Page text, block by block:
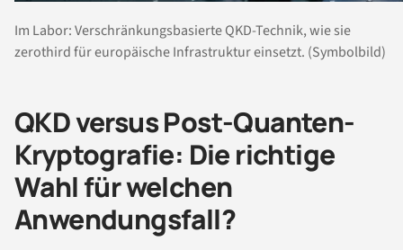
Im Labor: Verschränkungsbasierte QKD-Technik, wie sie
zerothird für europäische Infrastruktur einsetzt. (Symbolbild)
QKD versus Post-Quanten-
Kryptografie: Die richtige
Wahl für welchen
Anwendungsfall?